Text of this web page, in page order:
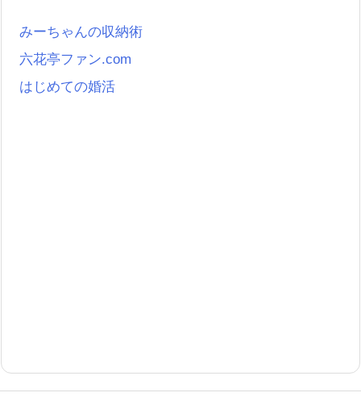
みーちゃんの収納術
六花亭ファン.com
はじめての婚活